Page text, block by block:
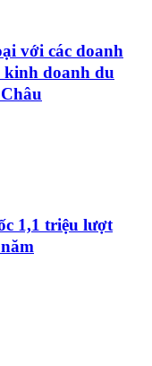
với các doanh
kinh doanh du
1,1 triệu lượt